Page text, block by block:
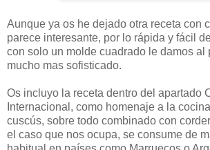
Aunque ya os he dejado otra receta con
parece interesante, por lo rápida y fácil
con solo un molde cuadrado le damos al
mucho mas sofisticado.
Os incluyo la receta dentro del apartado
Internacional, como homenaje a la
cuscús, sobre todo combinado con
el caso que nos ocupa, se consume de